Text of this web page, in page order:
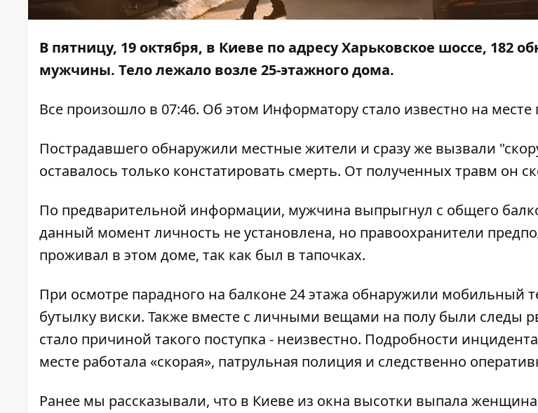
В пятницу, 19 октября, в Киеве по адресу Харьковское шоссе, 182
мужчины. Тело лежало возле 25-этажного дома.
Все произошло в 07:46. Об этом Информатору стало известно на
Пострадавшего обнаружили местные жители и сразу же вызвали
оставалось только констатировать смерть. От полученных травм он
По предварительной информации, мужчина выпрыгнул с общего
данный момент личность не установлена, но правоохранители
проживал в этом доме, так как был в тапочках.
При осмотре парадного на балконе 24 этажа обнаружили мобильный
бутылку виски. Также вместе с личными вещами на полу были следы
стало причиной такого поступка - неизвестно. Подробности
месте работала «скорая», патрульная полиция и следственно
Ранее мы рассказывали, что в Киеве из окна высотки выпала женщина